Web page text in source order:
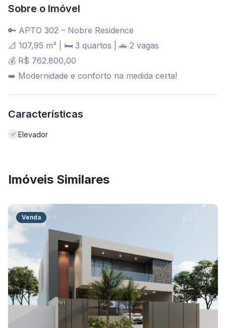
Sobre o Imóvel
🔑 APTO 302 – Nobre Residence
📐 107,95 m² | 🛏️ 3 quartos | 🚗 2 vagas
💰 R$ 762.800,00
➡️ Modernidade e conforto na medida certa!
Características
Elevador
Imóveis Similares
Venda